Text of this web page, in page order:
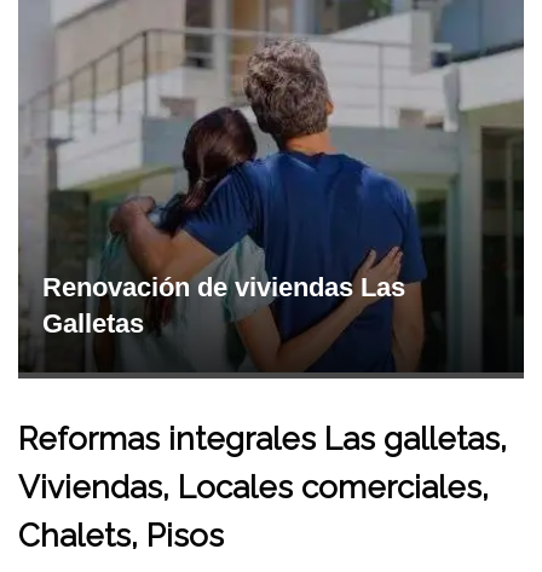
Renovación de viviendas Las
Galletas
Reformas integrales Las galletas,
Viviendas, Locales comerciales,
Chalets, Pisos